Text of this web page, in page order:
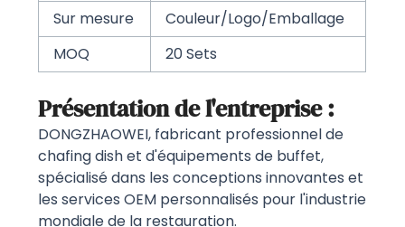
Sur mesure
Couleur/Logo/Emballage
MOQ
20 Sets
Présentation de l'entreprise :
DONGZHAOWEI, fabricant professionnel de
chafing dish et d'équipements de buffet,
spécialisé dans les conceptions innovantes et
les services OEM personnalisés pour l'industrie
mondiale de la restauration.